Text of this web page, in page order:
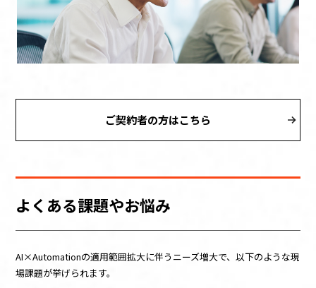
ご契約者の方はこちら
よくある課題やお悩み
AI×Automationの適用範囲拡大に伴うニーズ増大で、以下のような現
場課題が挙げられます。